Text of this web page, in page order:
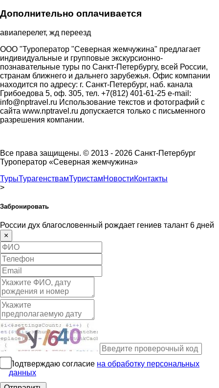
Дополнительно оплачивается
авиаперелет, жд переезд
ООО "Туроператор "Северная жемчужина" предлагает
индивидуальные и групповые экскурсионно-
познавательные туры по Санкт-Петербургу, всей России,
странам ближнего и дальнего зарубежья. Офис компании
находится по адресу: г. Санкт-Петербург, наб. канала
Грибоедова 5, оф. 305, тел. +7(812) 401-61-25 e-mail:
info@nptravel.ru Использование текстов и фотографий с
сайта www.nptravel.ru допускается только с письменного
разрешения компании.
Все права защищены. © 2013 - 2026 Санкт-Петербург
Туроператор «Северная жемчужина»
ТурыТурагенствамТуристамНовостиКонтакты
>
Забронировать
России дух благословенный рождает гениев талант 6 дней
×
Подтверждаю согласие на обработку персональных
данных